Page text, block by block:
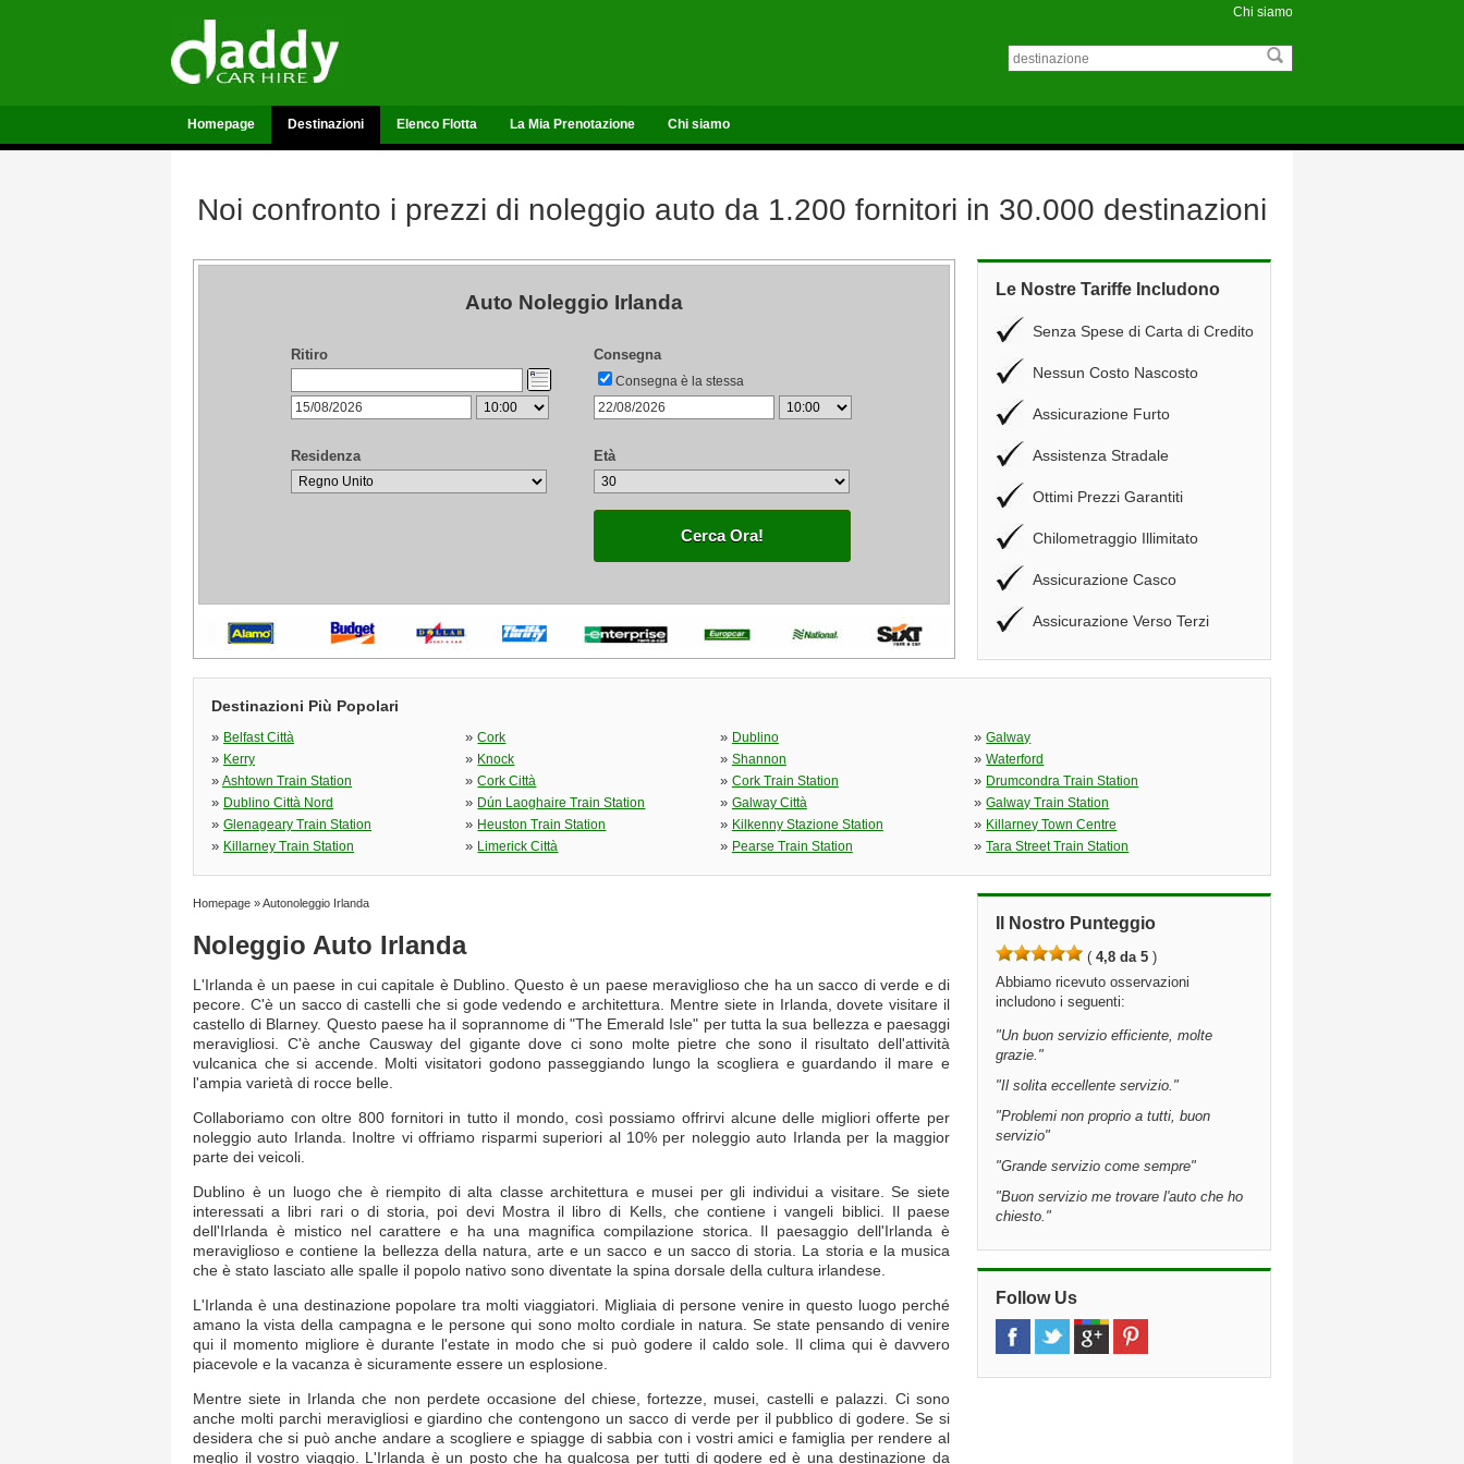
Chi siamo
Homepage Destinazioni Elenco Flotta La Mia Prenotazione Chi siamo
Noi confronto i prezzi di noleggio auto da 1.200 fornitori in 30.000 destinazioni
Auto Noleggio Irlanda
Ritiro Consegna
Consegna è la stessa
Residenza Età
Cerca Ora!
Le Nostre Tariffe Includono
Senza Spese di Carta di Credito
Nessun Costo Nascosto
Assicurazione Furto
Assistenza Stradale
Ottimi Prezzi Garantiti
Chilometraggio Illimitato
Assicurazione Casco
Assicurazione Verso Terzi
Destinazioni Più Popolari
» Belfast Città »Cork » Dublino »Galway
» Kerry » Knock » Shannon »Waterford
» Ashtown Train Station »Cork Città » Cork Train Station » Drumcondra Train Station
» Dublino Città Nord » Dún Laoghaire Train Station » Galway Città »Galway Train Station
» Glenageary Train Station » Heuston Train Station » Kilkenny Stazione Station » Killarney Town Centre
» Killarney Train Station » Limerick Città » Pearse Train Station »Tara Street Train Station
Homepage »Autonoleggio Irlanda
Noleggio Auto Irlanda
L'Irlanda è un paese in cui capitale è Dublino. Questo è un paese meraviglioso che ha un sacco di verde e di
pecore. C'è un sacco di castelli che si gode vedendo e architettura. Mentre siete in Irlanda, dovete visitare il
castello di Blarney. Questo paese ha il soprannome di "The Emerald Isle" per tutta la sua bellezza e paesaggi
meravigliosi. C'è anche Causway del gigante dove ci sono molte pietre che sono il risultato dell'attività
vulcanica che si accende. Molti visitatori godono passeggiando lungo la scogliera e guardando il mare e
l'ampia varietà di rocce belle.
Collaboriamo con oltre 800 fornitori in tutto il mondo, così possiamo offrirvi alcune delle migliori offerte per
noleggio auto Irlanda. Inoltre vi offriamo risparmi superiori al 10% per noleggio auto Irlanda per la maggior
parte dei veicoli.
Dublino è un luogo che è riempito di alta classe architettura e musei per gli individui a visitare. Se siete
interessati a libri rari o di storia, poi devi Mostra il libro di Kells, che contiene i vangeli biblici. Il paese
dell'Irlanda è mistico nel carattere e ha una magnifica compilazione storica. Il paesaggio dell'Irlanda è
meraviglioso e contiene la bellezza della natura, arte e un sacco e un sacco di storia. La storia e la musica
che è stato lasciato alle spalle il popolo nativo sono diventate la spina dorsale della cultura irlandese.
L'Irlanda è una destinazione popolare tra molti viaggiatori. Migliaia di persone venire in questo luogo perché
amano la vista della campagna e le persone qui sono molto cordiale in natura. Se state pensando di venire
qui il momento migliore è durante l'estate in modo che si può godere il caldo sole. Il clima qui è davvero
piacevole e la vacanza è sicuramente essere un esplosione.
Mentre siete in Irlanda che non perdete occasione del chiese, fortezze, musei, castelli e palazzi. Ci sono
anche molti parchi meravigliosi e giardino che contengono un sacco di verde per il pubblico di godere. Se si
desidera che si può anche andare a scogliere e spiagge di sabbia con i vostri amici e famiglia per rendere al
meglio il vostro viaggio. L'Irlanda è un posto che ha qualcosa per tutti di godere ed è una destinazione da
Il Nostro Punteggio
( 4,8 da 5 )
Abbiamo ricevuto osservazioni
includono i seguenti:
"Un buon servizio efficiente, molte
grazie."
"Il solita eccellente servizio."
"Problemi non proprio a tutti, buon
servizio"
"Grande servizio come sempre"
"Buon servizio me trovare l'auto che ho
chiesto."
Follow Us